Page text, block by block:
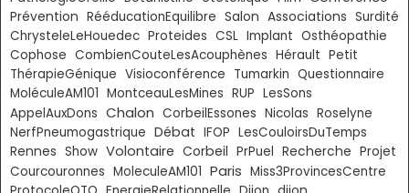
Prévention RééducationEquilibre Salon Associations Surdité
ChrysteleLeHouedec Proteides CSL Implant Osthéopathie
Cophose CombienCouteLesAcouphènes Hérault Petit
ThérapieGénique Visioconférence Tumarkin Questionnaire
MoléculeAM101 MontceauLesMines RUP LesSons
AppelAuxDons Chalon CorbeilEssones Nicolas Roselyne
NerfPneumogastrique Débat IFOP LesCouloirsDuTemps
Rennes Show Volontaire Corbeil PrPuel Recherche Projet
Courcouronnes MoleculeAM101 Paris Miss3ProvincesCentre